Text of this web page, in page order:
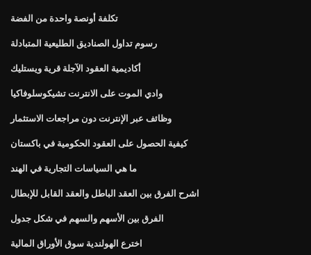
تكلفة أونصة واحدة من الفضة
رسوم تداول الصناديق الطليعية المتبادلة
أكاديمية العقود الآجلة قرية ويستليك
وادي الموت على الانترنت تشيكوسلوفاكيا
وظائف عبر الإنترنت دون مراجعات الاستثمار
كيفية الحصول على العقود الحكومية في باكستان
ما هي السياسات التجارية في الهند
اشرح الفرق بين العقد الباطل والعقد القابل للإبطال
الفرق بين الأسهم والسهم في شكل جدول
اخترع الهولندية سوق الأوراق المالية